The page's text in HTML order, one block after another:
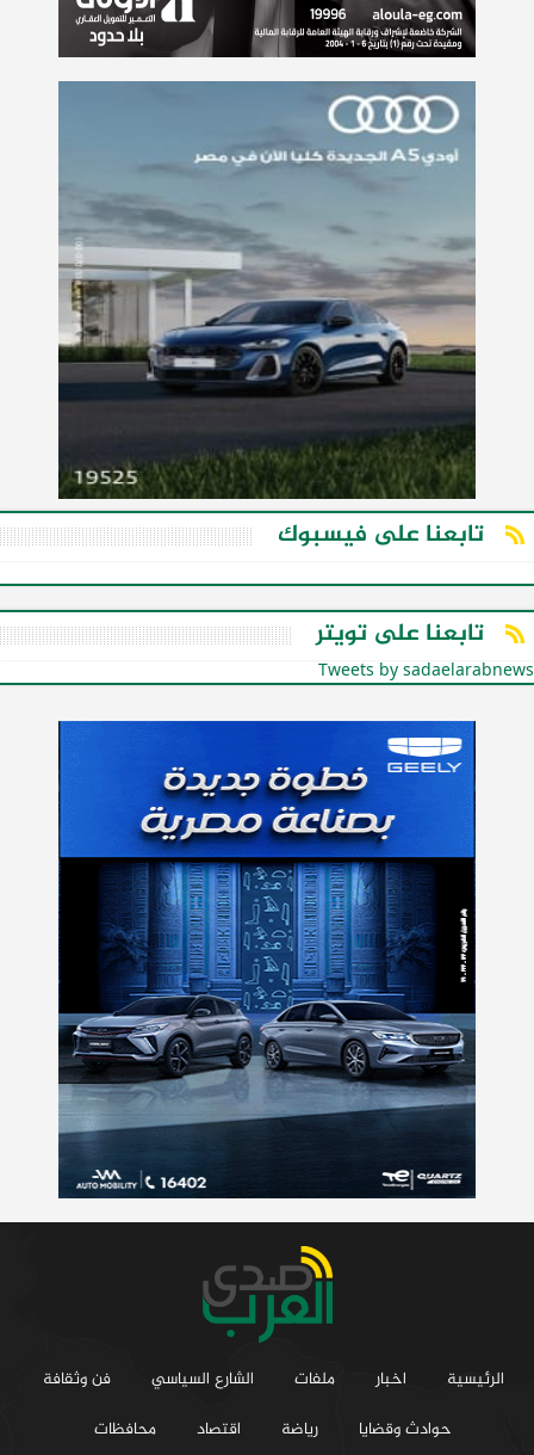
تابعنا على فيسبوك
تابعنا على تويتر
Tweets by sadaelarabnews
الرئيسية اخبار ملفات الشارع السياسي
فن وثقافة
حوادث وقضايا
رياضة اقتصاد محافظات